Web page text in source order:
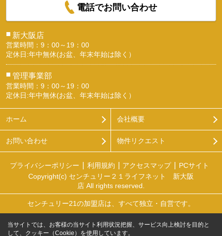
電話でお問い合わせ
■ 新大阪店
営業時間：9：00～19：00
定休日:年中無休(お盆、年末年始は除く）
■ 管理事業部
営業時間：9：00～19：00
定休日:年中無休(お盆、年末年始は除く）
ホーム 会社概要
お問い合わせ 物件リクエスト
プライバシーポリシー 利用規約 アクセスマップ
PCサイト
Copyright(c) センチュリー２１ライフネット 新大阪
店 All rights reserved.
センチュリー21の加盟店は、すべて独立・自営です。
当サイトでは、お客様の当サイト利用状況把握、サービス向上検討を目的と
して、クッキー（Cookie）を使用しています。